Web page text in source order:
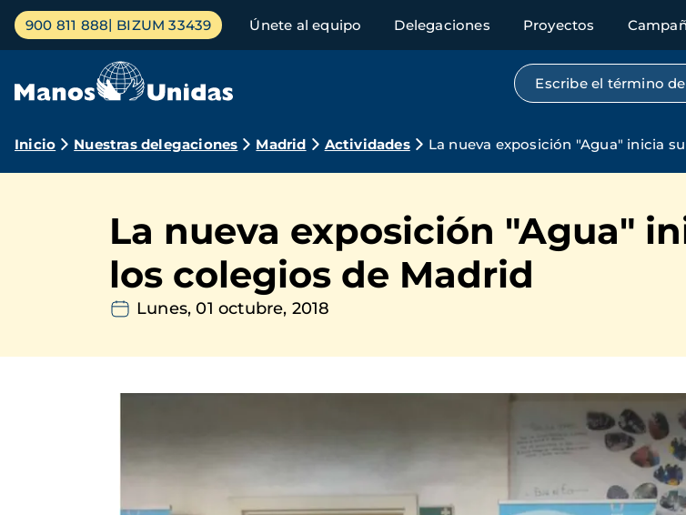
Pasar
contenido
Menú
principal
900 811 888 BIZUM 33439 Únete al equipo Delegaciones Proyectos
Búsqueda por texto
Ruta
navegación
Inicio Nuestras delegaciones Madrid Actividades La nueva exposición "Agua" inicia
La nueva exposición "Agua"
los colegios de Madrid
Lunes, 01 octubre, 2018